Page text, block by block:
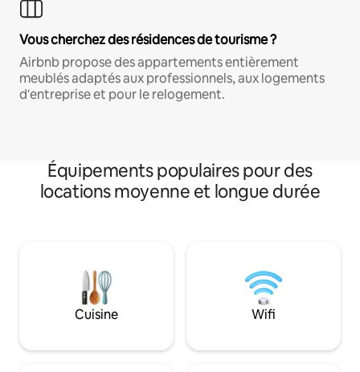
Vous cherchez des résidences de tourisme ?
Airbnb propose des appartements entièrement
meublés adaptés aux professionnels, aux logements
d'entreprise et pour le relogement.
Équipements populaires pour des
locations moyenne et longue durée
Cuisine Wifi